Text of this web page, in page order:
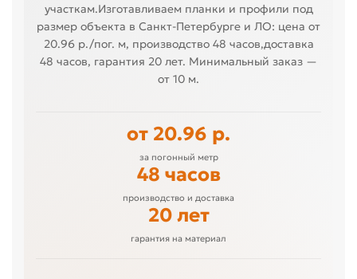
участкам.Изготавливаем планки и профили под
размер объекта в Санкт-Петербурге и ЛО: цена от
20.96 р./пог. м, производство 48 часов,доставка
48 часов, гарантия 20 лет. Минимальный заказ —
от 10 м.
от 20.96 р.
за погонный метр
48 часов
производство и доставка
20 лет
гарантия на материал